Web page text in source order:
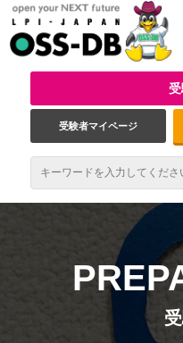
受験者マイページ
試
資格取